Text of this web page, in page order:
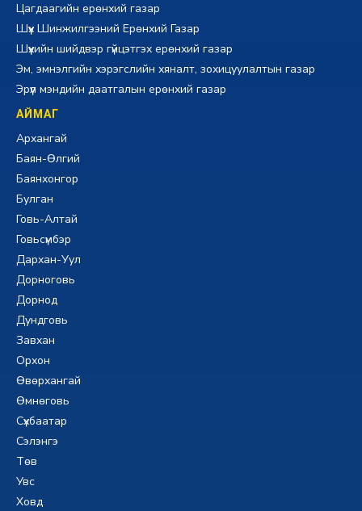
Цагдаагийн ерөнхий газар
Шүүх Шинжилгээний Ерөнхий Газар
Шүүхийн шийдвэр гүйцэтгэх ерөнхий газар
Эм, эмнэлгийн хэрэгслийн хяналт, зохицуулалтын газар
Эрүүл мэндийн даатгалын ерөнхий газар
АЙМАГ
Архангай
Баян-Өлгий
Баянхонгор
Булган
Говь-Алтай
Говьсүмбэр
Дархан-Уул
Дорноговь
Дорнод
Дундговь
Завхан
Орхон
Өвөрхангай
Өмнөговь
Сүхбаатар
Сэлэнгэ
Төв
Увс
Ховд